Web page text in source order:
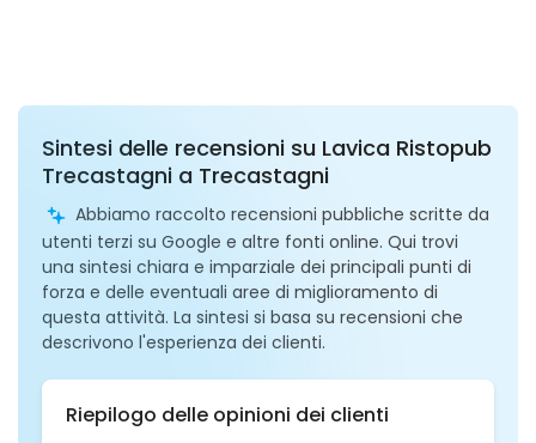
Sintesi delle recensioni su Lavica Ristopub
Trecastagni a Trecastagni
Abbiamo raccolto recensioni pubbliche scritte da
utenti terzi su Google e altre fonti online. Qui trovi
una sintesi chiara e imparziale dei principali punti di
forza e delle eventuali aree di miglioramento di
questa attività. La sintesi si basa su recensioni che
descrivono l'esperienza dei clienti.
Riepilogo delle opinioni dei clienti